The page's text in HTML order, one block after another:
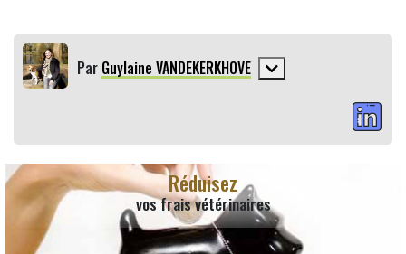
Par Guylaine VANDEKERKHOVE
Réduisez
vos frais vétérinaires